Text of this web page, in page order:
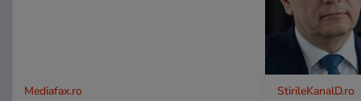
Mediafax.ro StirileKanalD.ro